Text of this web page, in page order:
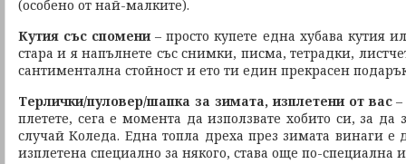
(особено от най-малките).
Кутия със спомени– просто купете една хубава кутия
стара и я напълнете със снимки, писма, тетрадки,
сантиментална стойност и ето ти един прекрасен
Терлички/пуловер/шапка за зимата, изплетени от вас–
плетете, сега е момента да използвате хобито си, за да
случай Коледа. Една топла дреха през зимата винаги е
изплетена специално за някого, става още по-специална